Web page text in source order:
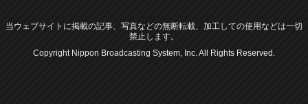
当ウェブサイトに掲載の記事、写真などの無断転載、加工しての使用などは一切
禁止します。
Copyright Nippon Broadcasting System, Inc. All Rights Reserved.